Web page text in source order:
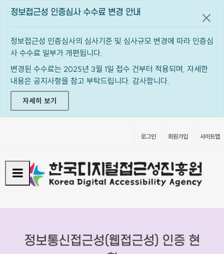
정보접근성 인증심사 수수료 변경 안내
정보접근성 인증심사의 심사기준 및 심사규모 변경에 따라 인증심
사 수수료 일부가 개편됩니다.
변경된 수수료는 2025년 3월 1일 접수 건부터 적용되며, 자세한
내용은 공지사항을 참고 부탁드립니다. 감사합니다.
자세히 보기
공지
로그인 회원가입 사이트맵
정보통신접근성(웹접근성) 인증 현